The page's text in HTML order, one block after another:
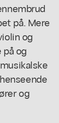
på. Mere
og
og
og